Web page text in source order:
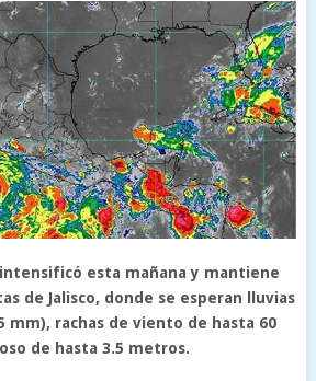
intensificó esta mañana y mantiene
de Jalisco, donde se esperan lluvias
mm), rachas de viento de hasta 60
de hasta 3.5 metros.